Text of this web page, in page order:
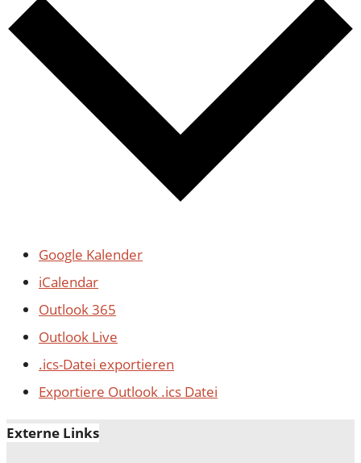
Google Kalender
iCalendar
Outlook 365
Outlook Live
.ics-Datei exportieren
Exportiere Outlook .ics Datei
Externe Links